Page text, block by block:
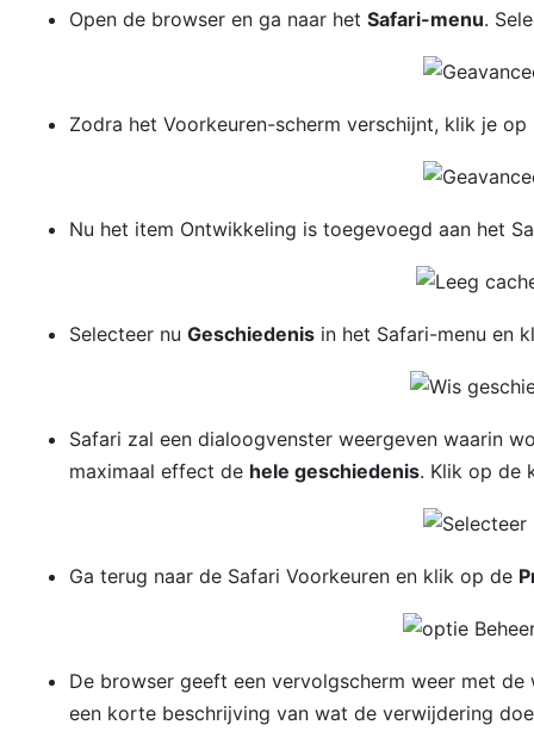
Open de browser en ga naar het Safari-menu.
Zodra het Voorkeuren-scherm verschijnt, klik je
Nu het item Ontwikkeling is toegevoegd aan het
Selecteer nu Geschiedenisin het Safari-menu en
Safari zal een dialoogvenster weergeven waarin
maximaal effect de hele geschiedenis. Klik op de
Ga terug naar de Safari Voorkeuren en klik op de
De browser geeft een vervolgscherm weer met
een korte beschrijving van wat de verwijdering